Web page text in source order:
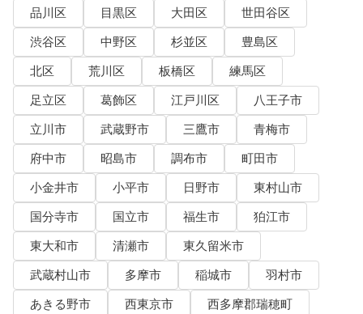
品川区
目黒区 大田区
世田谷区
渋谷区
中野区 杉並区
豊島区
北区
荒川区 板橋区
練馬区
足立区
葛飾区 江戸川区
八王子市
立川市
武蔵野市 三鷹市
青梅市
府中市
昭島市 調布市
町田市
小金井市
小平市 日野市
東村山市
国分寺市
国立市 福生市
狛江市
東大和市
清瀬市
東久留米市
武蔵村山市
多摩市 稲城市
羽村市
あきる野市
西東京市
西多摩郡瑞穂町